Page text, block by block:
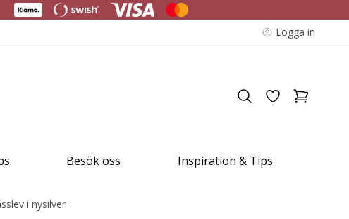
Logga in
Besök oss Inspiration & Tips
i nysilver